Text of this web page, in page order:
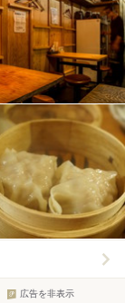
広告を非表示